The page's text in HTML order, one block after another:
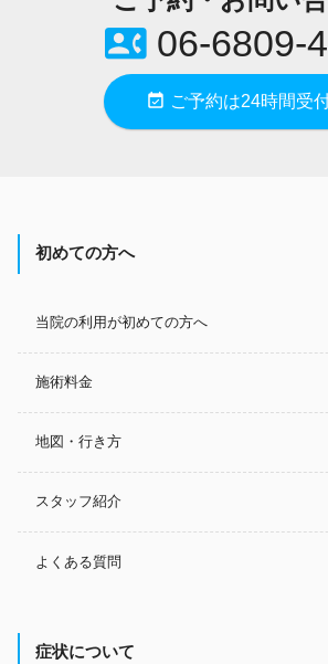
contact_phone06-6809-
event_available ご予約は24時間受
初めての方へ
当院の利用が初めての方へ
施術料金
地図・行き方
スタッフ紹介
よくある質問
症状について